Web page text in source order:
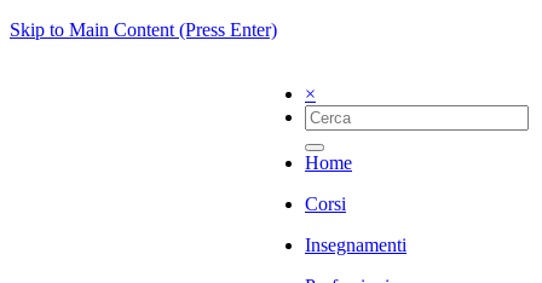
Skip to Main Content (Press Enter)
×
Home
Corsi
Insegnamenti